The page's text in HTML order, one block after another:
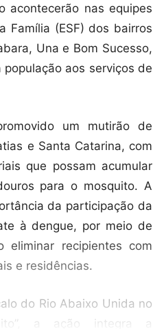
acontecerão nas equipes
Família (ESF) dos bairros
Una e Bom Sucesso,
aos serviços de
um mutirão de
e Santa Catarina, com
que possam acumular
para o mosquito. A
da participação da
à dengue, por meio de
eliminar recipientes com
e residências.
do Rio Abaixo Unida no
a ação integra a